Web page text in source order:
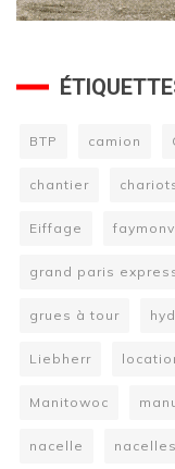
BTP camion
chantier
Eiffage
grand paris
grues à tour
Liebherr
Manitowoc
nacelle nacelles